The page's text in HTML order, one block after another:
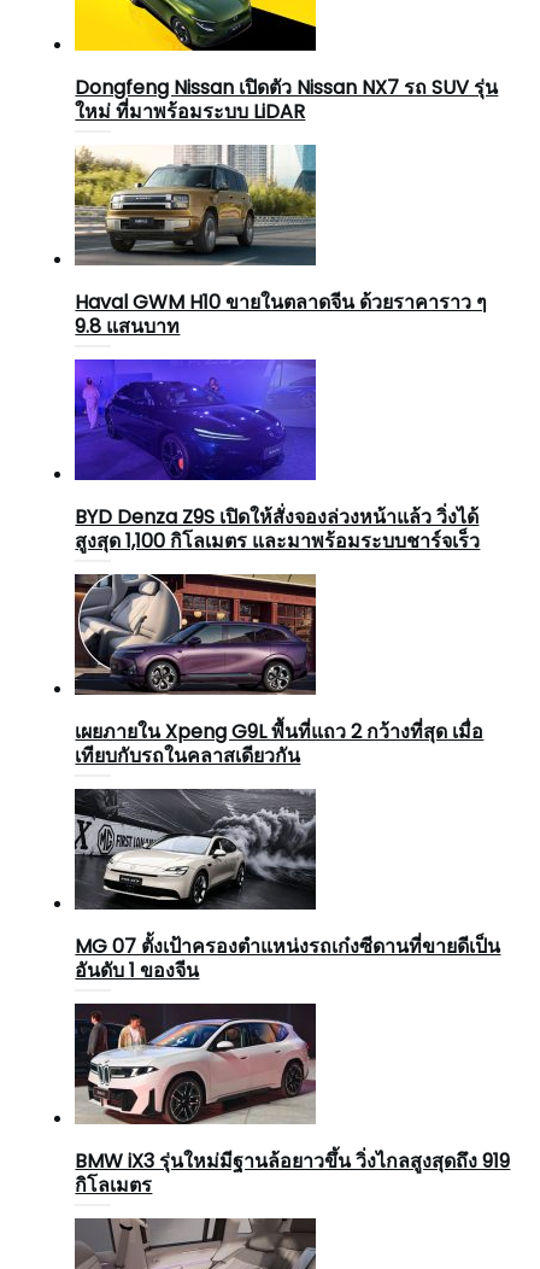
Dongfeng Nissan เปิดตัว Nissan NX7 รถ SUV รุ่น
ใหม่ ที่มาพร้อมระบบ LiDAR
Haval GWM H10 ขายในตลาดจีน ด้วยราคาราว ๆ
9.8 แสนบาท
BYD Denza Z9S เปิดให้สั่งจองล่วงหน้าแล้ว วิ่งได้
สูงสุด 1,100 กิโลเมตร และมาพร้อมระบบชาร์จเร็ว
เผยภายใน Xpeng G9L พื้นที่แถว 2 กว้างที่สุด เมื่อ
เทียบกับรถในคลาสเดียวกัน
MG 07 ตั้งเป้าครองตำแหน่งรถเก๋งซีดานที่ขายดีเป็น
อันดับ 1 ของจีน
BMW iX3 รุ่นใหม่มีฐานล้อยาวขึ้น วิ่งไกลสูงสุดถึง 919
กิโลเมตร